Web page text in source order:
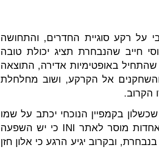
על רקע סוגיית החדרים, והתחושה
חייב שהנבחרת תציג יכולת טובה
באופטימיות אדירה, התוצאה
אל הקרקע, ושוב מחלחלת
הקרוב.
בקמפיין הנוכחי יכתב על שמו
לא פחות משיכתב על יוסי עצמו – מקור בהתאחדות מוסר לאתר INI כי יש השפעה
ובקרוב יגיע הרגע כי אלון חזן